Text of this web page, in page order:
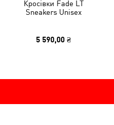
Кросівки Fade LT
Sneakers Unisex
5 590,00 ₴